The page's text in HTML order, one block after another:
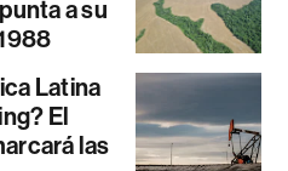
a su
Latina
El
las